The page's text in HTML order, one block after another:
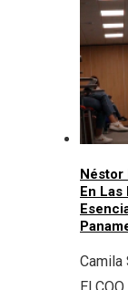
Néstor
En Las
Camila